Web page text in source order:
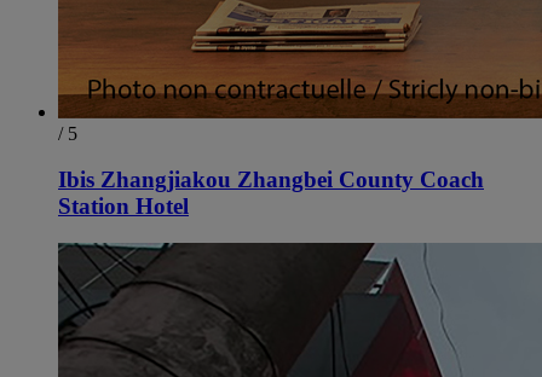
/ 5
Ibis Zhangjiakou Zhangbei County Coach
Station Hotel